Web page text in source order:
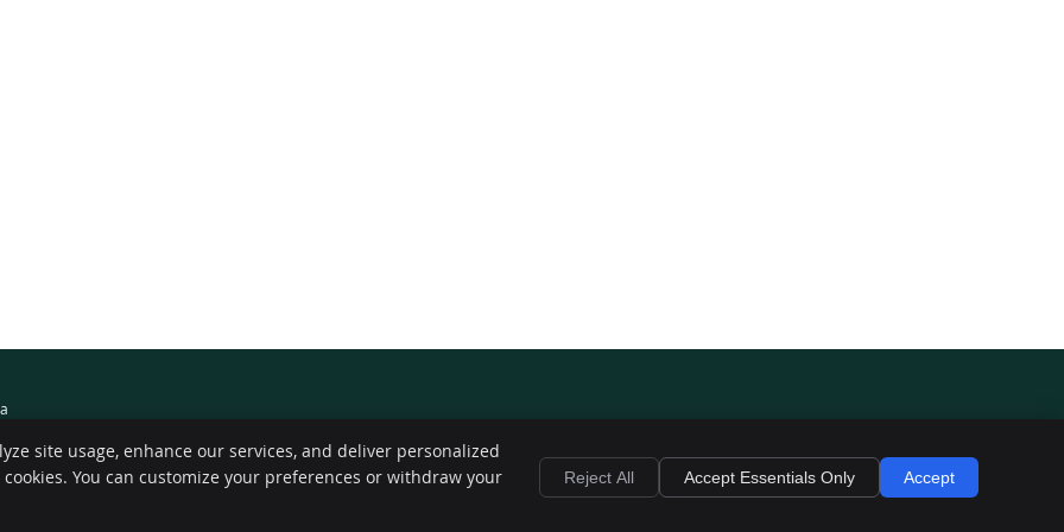
site usage, enhance our services, and deliver personalized
You can customize your preferences or withdraw your
Reject All Accept Essentials Only Accept